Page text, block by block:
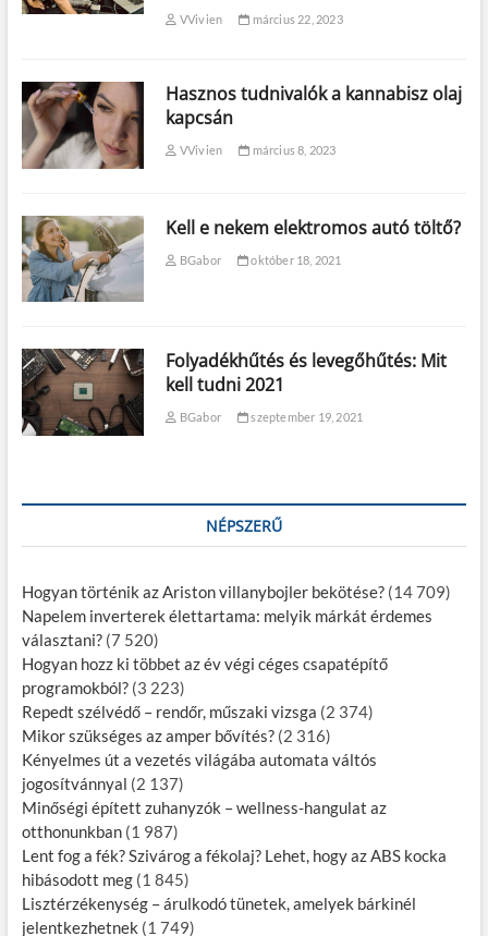
VVivien március 22, 2023
Hasznos tudnivalók a kannabisz olaj
kapcsán
VVivien március 8, 2023
Kell e nekem elektromos autó töltő?
BGabor október 18, 2021
Folyadékhűtés és levegőhűtés: Mit
kell tudni 2021
BGabor szeptember 19, 2021
NÉPSZERŰ
Hogyan történik az Ariston villanybojler bekötése? (14 709)
Napelem inverterek élettartama: melyik márkát érdemes
választani? (7 520)
Hogyan hozz ki többet az év végi céges csapatépítő
programokból? (3 223)
Repedt szélvédő – rendőr, műszaki vizsga (2 374)
Mikor szükséges az amper bővítés? (2 316)
Kényelmes út a vezetés világába automata váltós
jogosítvánnyal (2 137)
Minőségi épített zuhanyzók – wellness-hangulat az
otthonunkban (1 987)
Lent fog a fék? Szivárog a fékolaj? Lehet, hogy az ABS kocka
hibásodott meg (1 845)
Lisztérzékenység – árulkodó tünetek, amelyek bárkinél
jelentkezhetnek (1 749)